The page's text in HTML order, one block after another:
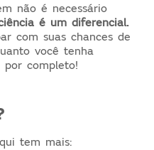
não é necessário
é um diferencial.
com suas chances de
você tenha
por completo!
tem mais: